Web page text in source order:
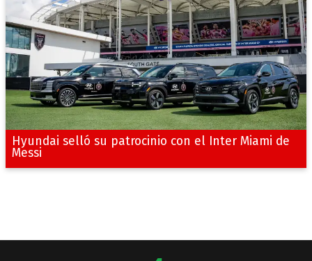
Hyundai selló su patrocinio con el Inter Miami de
Messi